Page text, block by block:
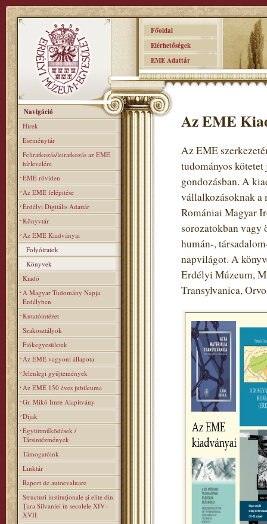
Főoldal
Elérhetőségek
EME Adattár
Navigáció
Hírek
Eseménytár
Feliratkozás/leiratkozás az EME
hírlevelére
EME röviden
Az EME felépitése
Erdélyi Digitális Adattár
Könyvtár
Az EME Kiadványai
Folyóiratok
Könyvek
Kiadó
A Magyar Tudomány Napja
Erdélyben
Kutatóintézet
Szakosztályok
Fiókegyesületek
Az EME vagyoni állapota
Jelenlegi gyűjtemények
Az EME 150 éves jubileuma
Gr. Mikó Imre Alapitvány
Díjak
Együttműködések /
Társintézmények
Támogatóink
Linktár
Raport de autoevaluare
Structuri instituţionale şi elite din
Ţara Silvaniei în secolele XIV–
XVII.
Az EME
Az EME
tudományos
gondozásban. A
vállalkozásoknak a
Romániai Magyar
sorozatokban vagy
humán-,
napvilágot. A
Erdélyi Múzeum,
Transylvanica,